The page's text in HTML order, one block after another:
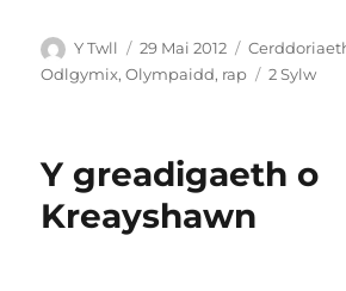
Awdur
Y Twll
Cofnodwyd
ar
29 Mai 2012 Categorïau
Odlgymix,Olympaidd, rap 2 Sylwar
ffagl
Y greadigaeth o
Kreayshawn